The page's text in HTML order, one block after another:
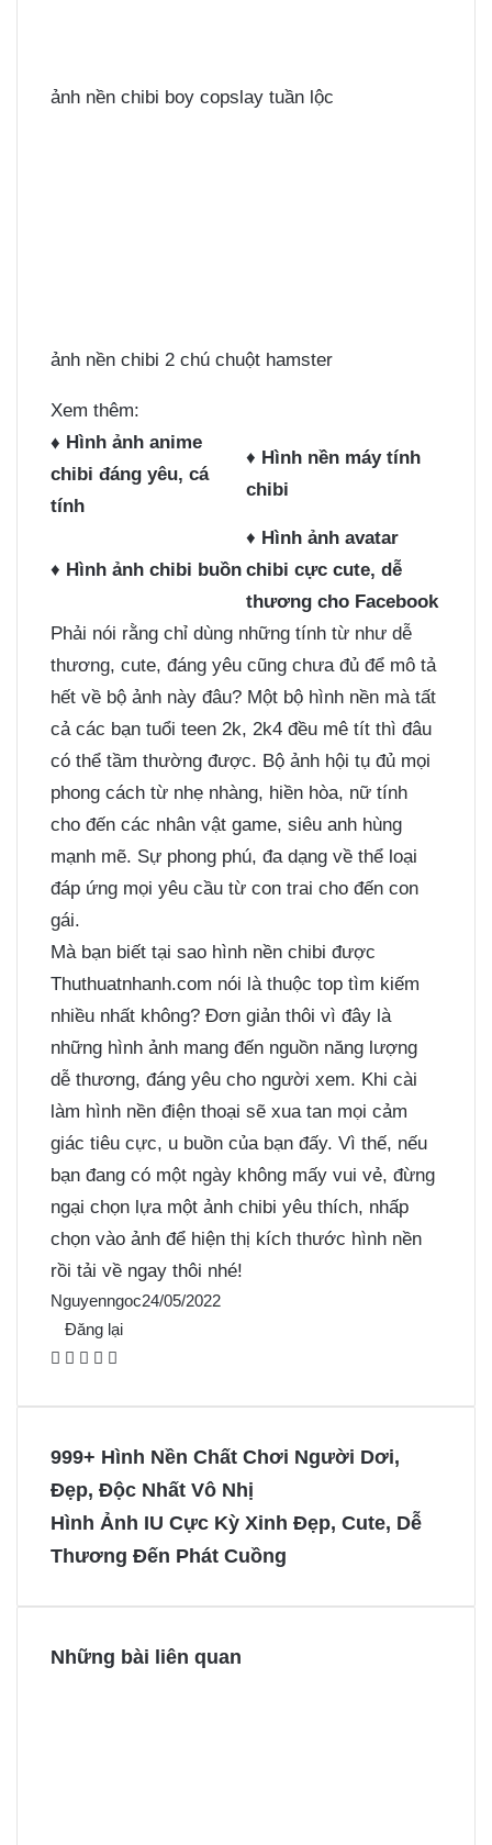
ảnh nền chibi boy copslay tuần lộc
ảnh nền chibi 2 chú chuột hamster
Xem thêm:
♦ Hình ảnh anime
chibi đáng yêu, cá
tính
♦ Hình nền máy tính
chibi
♦ Hình ảnh chibi buồn
♦ Hình ảnh avatar
chibi cực cute, dễ
thương cho Facebook
Phải nói rằng chỉ dùng những tính từ như dễ
thương, cute, đáng yêu cũng chưa đủ để mô tả
hết về bộ ảnh này đâu? Một bộ hình nền mà tất
cả các bạn tuổi teen 2k, 2k4 đều mê tít thì đâu
có thể tầm thường được. Bộ ảnh hội tụ đủ mọi
phong cách từ nhẹ nhàng, hiền hòa, nữ tính
cho đến các nhân vật game, siêu anh hùng
mạnh mẽ. Sự phong phú, đa dạng về thể loại
đáp ứng mọi yêu cầu từ con trai cho đến con
gái.
Mà bạn biết tại sao hình nền chibi được
Thuthuatnhanh.com nói là thuộc top tìm kiếm
nhiều nhất không? Đơn giản thôi vì đây là
những hình ảnh mang đến nguồn năng lượng
dễ thương, đáng yêu cho người xem. Khi cài
làm hình nền điện thoại sẽ xua tan mọi cảm
giác tiêu cực, u buồn của bạn đấy. Vì thế, nếu
bạn đang có một ngày không mấy vui vẻ, đừng
ngại chọn lựa một ảnh chibi yêu thích, nhấp
chọn vào ảnh để hiện thị kích thước hình nền
rồi tải về ngay thôi nhé!
Nguyenngoc24/05/2022
Đăng lại
F
o
o
k
X P
e
s
M
n
g
e
n
g
e
999+ Hình Nền Chất Chơi Người Dơi,
Đẹp, Độc Nhất Vô Nhị
Hình Ảnh IU Cực Kỳ Xinh Đẹp, Cute, Dễ
Thương Đến Phát Cuồng
Những bài liên quan